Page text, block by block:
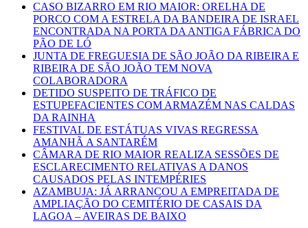
CASO BIZARRO EM RIO MAIOR: ORELHA DE
PORCO COM A ESTRELA DA BANDEIRA DE ISRAEL
ENCONTRADA NA PORTA DA ANTIGA FÁBRICA DO
PÃO DE LÓ
JUNTA DE FREGUESIA DE SÃO JOÃO DA RIBEIRA E
RIBEIRA DE SÃO JOÃO TEM NOVA
COLABORADORA
DETIDO SUSPEITO DE TRÁFICO DE
ESTUPEFACIENTES COM ARMAZÉM NAS CALDAS
DA RAINHA
FESTIVAL DE ESTÁTUAS VIVAS REGRESSA
AMANHÃ A SANTARÉM
CÂMARA DE RIO MAIOR REALIZA SESSÕES DE
ESCLARECIMENTO RELATIVAS A DANOS
CAUSADOS PELAS INTEMPÉRIES
AZAMBUJA: JÁ ARRANCOU A EMPREITADA DE
AMPLIAÇÃO DO CEMITÉRIO DE CASAIS DA
LAGOA – AVEIRAS DE BAIXO